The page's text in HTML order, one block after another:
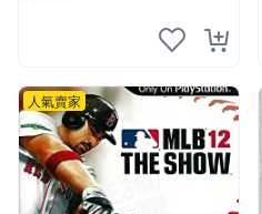
人氣賣家